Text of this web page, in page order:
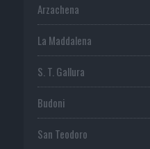
Arzachena
La Maddalena
S. T. Gallura
Budoni
San Teodoro